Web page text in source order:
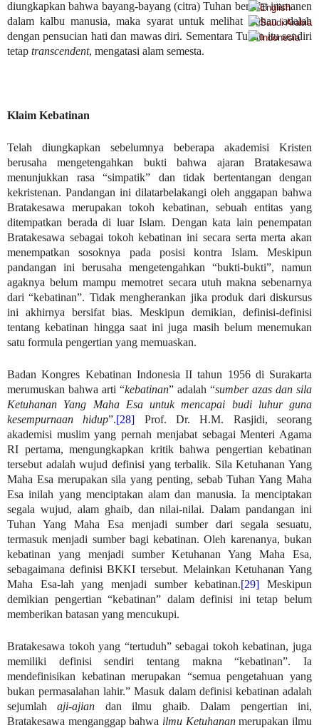
diungkapkan bahwa bayang-bayang (citra) Tuhan bersifat immanen
dalam kalbu manusia, maka syarat untuk melihat Tuhan adalah
dengan pensucian hati dan mawas diri. Sementara Tuhan itu sendiri
tetap transcendent, mengatasi alam semesta.
Klaim Kebatinan
Telah diungkapkan sebelumnya beberapa akademisi Kristen
berusaha mengetengahkan bukti bahwa ajaran Bratakesawa
menunjukkan rasa “simpatik” dan tidak bertentangan dengan
kekristenan. Pandangan ini dilatarbelakangi oleh anggapan bahwa
Bratakesawa merupakan tokoh kebatinan, sebuah entitas yang
ditempatkan berada di luar Islam. Dengan kata lain penempatan
Bratakesawa sebagai tokoh kebatinan ini secara serta merta akan
menempatkan sosoknya pada posisi kontra Islam. Meskipun
pandangan ini berusaha mengetengahkan “bukti-bukti”, namun
agaknya belum mampu memotret secara utuh makna sebenarnya
dari “kebatinan”. Tidak mengherankan jika produk dari diskursus
ini akhirnya bersifat bias. Meskipun demikian, definisi-definisi
tentang kebatinan hingga saat ini juga masih belum menemukan
satu formula pengertian yang memuaskan.
Badan Kongres Kebatinan Indonesia II tahun 1956 di Surakarta
merumuskan bahwa arti “kebatinan” adalah “sumber azas dan sila
Ketuhanan Yang Maha Esa untuk mencapai budi luhur guna
kesempurnaan hidup”.[28] Prof. Dr. H.M. Rasjidi, seorang
akademisi muslim yang pernah menjabat sebagai Menteri Agama
RI pertama, mengungkapkan kritik bahwa pengertian kebatinan
tersebut adalah wujud definisi yang terbalik. Sila Ketuhanan Yang
Maha Esa merupakan sila yang penting, sebab Tuhan Yang Maha
Esa inilah yang menciptakan alam dan manusia. Ia menciptakan
segala wujud, alam ghaib, dan nilai-nilai. Dalam pandangan ini
Tuhan Yang Maha Esa menjadi sumber dari segala sesuatu,
termasuk menjadi sumber bagi kebatinan. Oleh karenanya, bukan
kebatinan yang menjadi sumber Ketuhanan Yang Maha Esa,
sebagaimana definisi BKKI tersebut. Melainkan Ketuhanan Yang
Maha Esa-lah yang menjadi sumber kebatinan.[29] Meskipun
demikian pengertian “kebatinan” dalam definisi ini tetap belum
memberikan batasan yang mencukupi.
Bratakesawa tokoh yang “tertuduh” sebagai tokoh kebatinan, juga
memiliki definisi sendiri tentang makna “kebatinan”. Ia
mendefinisikan kebatinan merupakan “semua pengetahuan yang
bukan permasalahan lahir.” Masuk dalam definisi kebatinan adalah
sejumlahaji-ajian dan ilmu ghaib. Dalam pengertian ini,
Bratakesawa menganggap bahwa ilmu Ketuhananmerupakan ilmu